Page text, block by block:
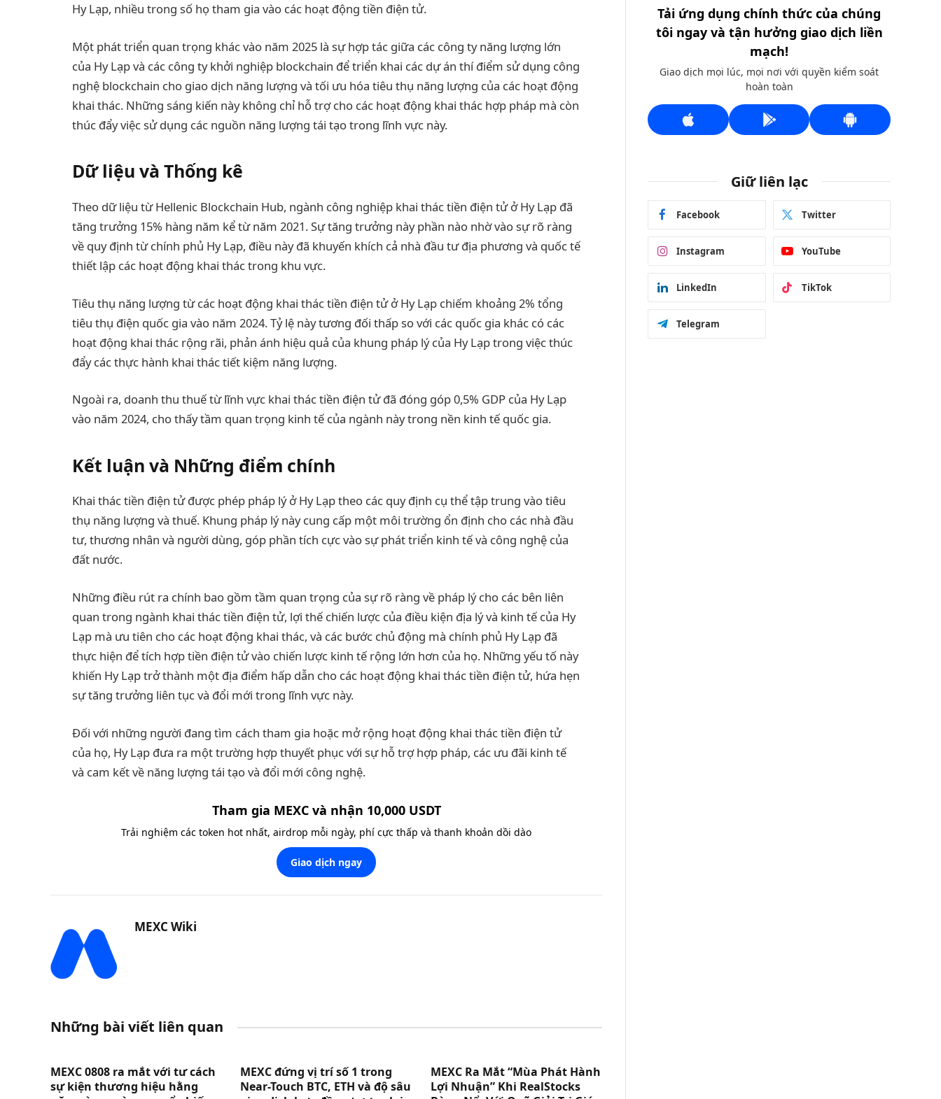
Hy Lạp, nhiều trong số họ tham gia vào các hoạt động tiền điện tử.
Một phát triển quan trọng khác vào năm 2025 là sự hợp tác giữa các công ty năng lượng lớn
của Hy Lạp và các công ty khởi nghiệp blockchain để triển khai các dự án thí điểm sử dụng công
nghệ blockchain cho giao dịch năng lượng và tối ưu hóa tiêu thụ năng lượng của các hoạt động
khai thác. Những sáng kiến này không chỉ hỗ trợ cho các hoạt động khai thác hợp pháp mà còn
thúc đẩy việc sử dụng các nguồn năng lượng tái tạo trong lĩnh vực này.
Dữ liệu và Thống kê
Theo dữ liệu từ Hellenic Blockchain Hub, ngành công nghiệp khai thác tiền điện tử ở Hy Lạp đã
tăng trưởng 15% hàng năm kể từ năm 2021. Sự tăng trưởng này phần nào nhờ vào sự rõ ràng
về quy định từ chính phủ Hy Lạp, điều này đã khuyến khích cả nhà đầu tư địa phương và quốc tế
thiết lập các hoạt động khai thác trong khu vực.
Tiêu thụ năng lượng từ các hoạt động khai thác tiền điện tử ở Hy Lạp chiếm khoảng 2% tổng
tiêu thụ điện quốc gia vào năm 2024. Tỷ lệ này tương đối thấp so với các quốc gia khác có các
hoạt động khai thác rộng rãi, phản ánh hiệu quả của khung pháp lý của Hy Lạp trong việc thúc
đẩy các thực hành khai thác tiết kiệm năng lượng.
Ngoài ra, doanh thu thuế từ lĩnh vực khai thác tiền điện tử đã đóng góp 0,5% GDP của Hy Lạp
vào năm 2024, cho thấy tầm quan trọng kinh tế của ngành này trong nền kinh tế quốc gia.
Kết luận và Những điểm chính
Khai thác tiền điện tử được phép pháp lý ở Hy Lạp theo các quy định cụ thể tập trung vào tiêu
thụ năng lượng và thuế. Khung pháp lý này cung cấp một môi trường ổn định cho các nhà đầu
tư, thương nhân và người dùng, góp phần tích cực vào sự phát triển kinh tế và công nghệ của
đất nước.
Những điều rút ra chính bao gồm tầm quan trọng của sự rõ ràng về pháp lý cho các bên liên
quan trong ngành khai thác tiền điện tử, lợi thế chiến lược của điều kiện địa lý và kinh tế của Hy
Lạp mà ưu tiên cho các hoạt động khai thác, và các bước chủ động mà chính phủ Hy Lạp đã
thực hiện để tích hợp tiền điện tử vào chiến lược kinh tế rộng lớn hơn của họ. Những yếu tố này
khiến Hy Lạp trở thành một địa điểm hấp dẫn cho các hoạt động khai thác tiền điện tử, hứa hẹn
sự tăng trưởng liên tục và đổi mới trong lĩnh vực này.
Đối với những người đang tìm cách tham gia hoặc mở rộng hoạt động khai thác tiền điện tử
của họ, Hy Lạp đưa ra một trường hợp thuyết phục với sự hỗ trợ hợp pháp, các ưu đãi kinh tế
và cam kết về năng lượng tái tạo và đổi mới công nghệ.
Tham gia MEXC và nhận 10,000 USDT
Trải nghiệm các token hot nhất, airdrop mỗi ngày, phí cực thấp và thanh khoản dồi dào
Giao dịch ngay
MEXC Wiki
Những bài viết liên quan
MEXC 0808 ra mắt với tư cách
sự kiện thương hiệu hằng
MEXC đứng vị trí số 1 trong
Near-Touch BTC, ETH và độ sâu
MEXC Ra Mắt “Mùa Phát Hành
Lợi Nhuận” Khi RealStocks
Tải ứng dụng chính thức của chúng
tôi ngay và tận hưởng giao dịch liền
mạch!
Giao dịch mọi lúc, mọi nơi với quyền kiểm soát
hoàn toàn
Giữ liên lạc
Facebook Twitter
Instagram YouTube
LinkedIn TikTok
Telegram